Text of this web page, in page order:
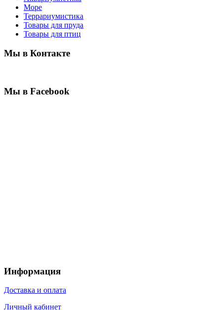
Море
Террариумистика
Товары для пруда
Товары для птиц
Мы в Контакте
Мы в Facebook
Информация
Доставка и оплата
Личный кабинет